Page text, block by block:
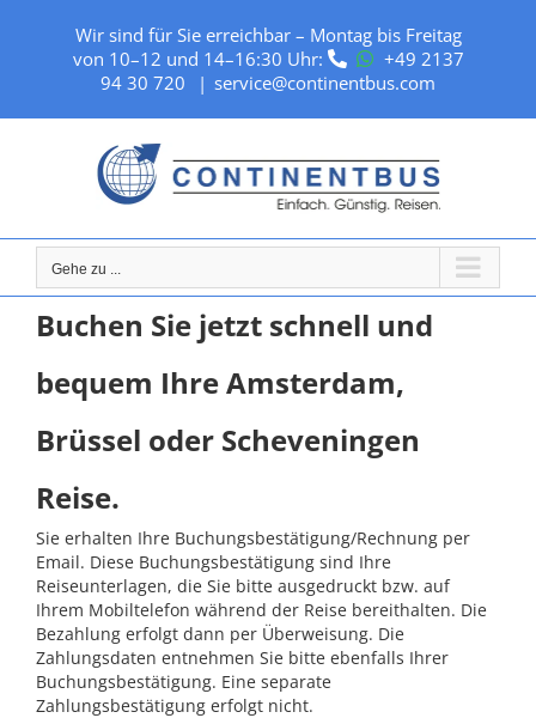
Wir sind für Sie erreichbar – Montag bis Freitag
von 10–12 und 14–16:30 Uhr:
+49 2137
94 30 720
| service@continentbus.com
Gehe zu ...
Buchen Sie jetzt schnell und
bequem Ihre Amsterdam,
Brüssel oder Scheveningen
Reise.
Sie erhalten Ihre Buchungsbestätigung/Rechnung per
Email. Diese Buchungsbestätigung sind Ihre
Reiseunterlagen, die Sie bitte ausgedruckt bzw. auf
Ihrem Mobiltelefon während der Reise bereithalten. Die
Bezahlung erfolgt dann per Überweisung. Die
Zahlungsdaten entnehmen Sie bitte ebenfalls Ihrer
Buchungsbestätigung. Eine separate
Zahlungsbestätigung erfolgt nicht.